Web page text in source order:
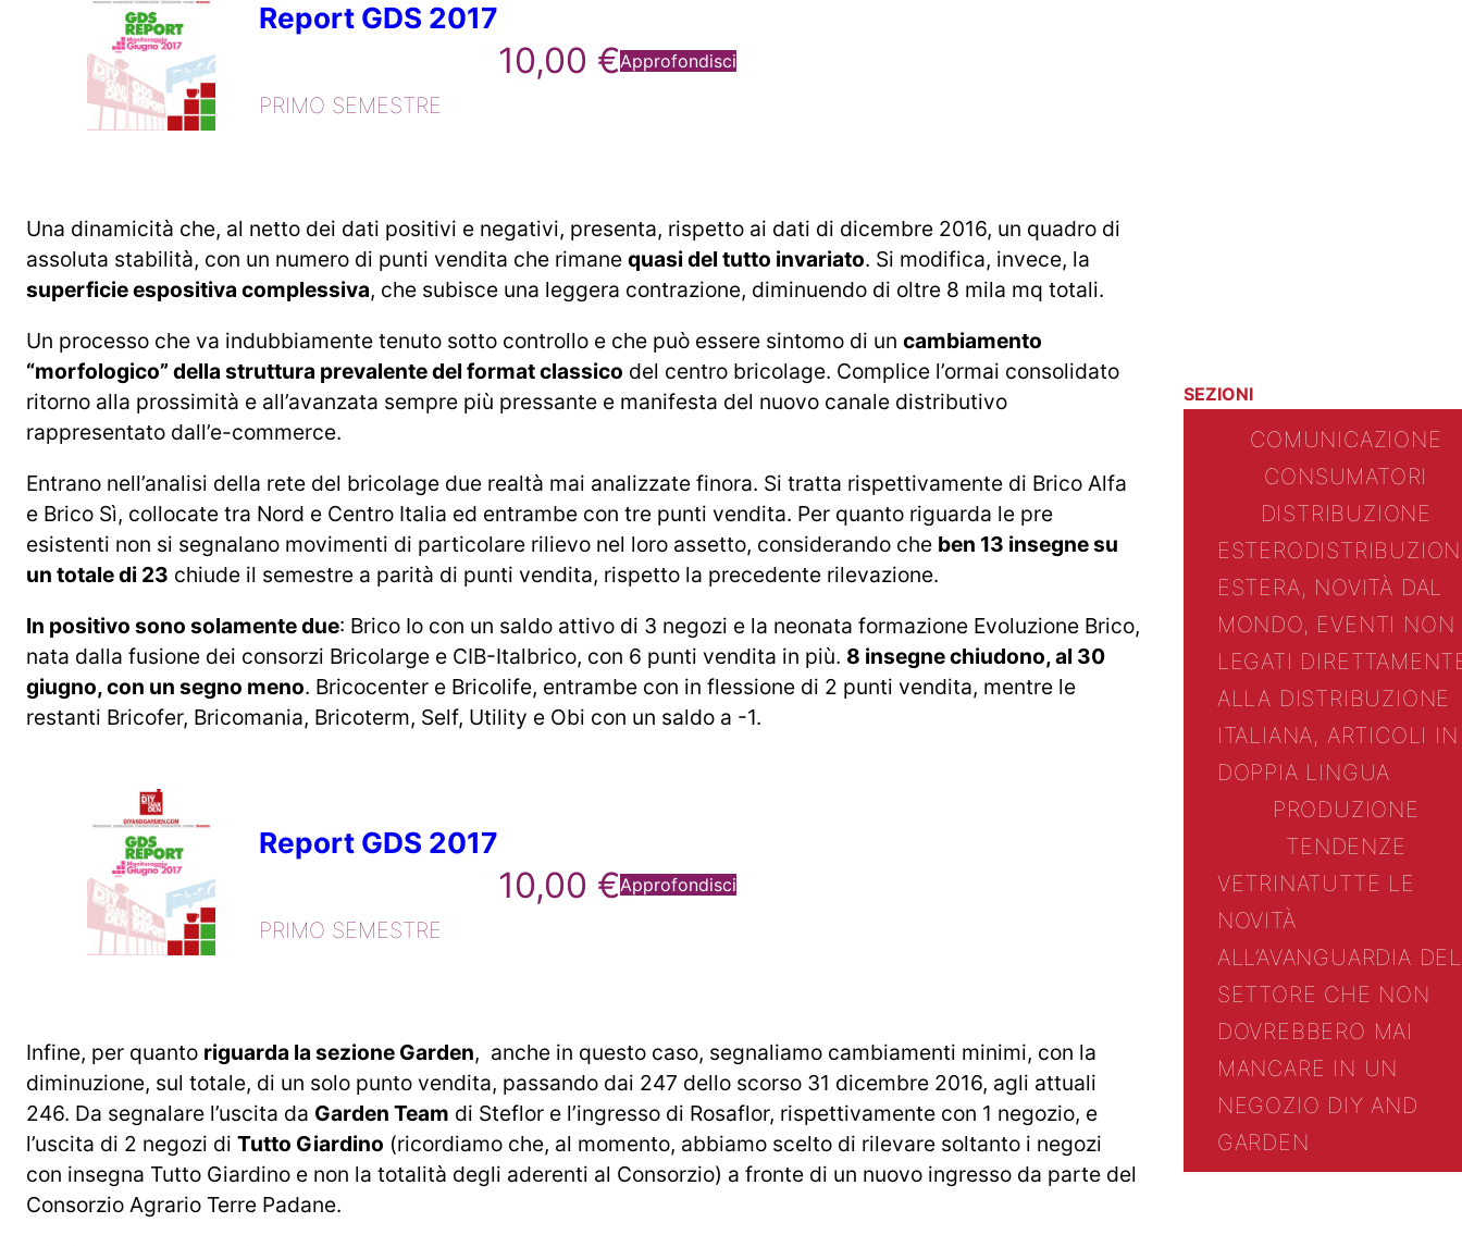
Report GDS 2017
PRIMO SEMESTRE
10,00 €Approfondisci
Una dinamicità che, al netto dei dati positivi e negativi, presenta, rispetto ai dati di dicembre 2016, un quadro di
assoluta stabilità, con un numero di punti vendita che rimane quasi del tutto invariato. Si modifica, invece, la
superficie espositiva complessiva, che subisce una leggera contrazione, diminuendo di oltre 8 mila mq totali.
Un processo che va indubbiamente tenuto sotto controllo e che può essere sintomo di un cambiamento
“morfologico” della struttura prevalente del format classico del centro bricolage. Complice l’ormai consolidato
ritorno alla prossimità e all’avanzata sempre più pressante e manifesta del nuovo canale distributivo
rappresentato dall’e-commerce.
Entrano nell’analisi della rete del bricolage due realtà mai analizzate finora. Si tratta rispettivamente di Brico Alfa
e Brico Sì, collocate tra Nord e Centro Italia ed entrambe con tre punti vendita. Per quanto riguarda le pre
esistenti non si segnalano movimenti di particolare rilievo nel loro assetto, considerando che ben 13 insegne su
un totale di 23 chiude il semestre a parità di punti vendita, rispetto la precedente rilevazione.
In positivo sono solamente due: Brico Io con un saldo attivo di 3 negozi e la neonata formazione Evoluzione Brico,
nata dalla fusione dei consorzi Bricolarge e CIB-Italbrico, con 6 punti vendita in più. 8 insegne chiudono, al 30
giugno, con un segno meno. Bricocenter e Bricolife, entrambe con in flessione di 2 punti vendita, mentre le
restanti Bricofer, Bricomania, Bricoterm, Self, Utility e Obi con un saldo a -1.
Report GDS 2017
PRIMO SEMESTRE
10,00 €Approfondisci
Infine, per quanto riguarda la sezione Garden, anche in questo caso, segnaliamo cambiamenti minimi, con la
diminuzione, sul totale, di un solo punto vendita, passando dai 247 dello scorso 31 dicembre 2016, agli attuali
246. Da segnalare l’uscita da Garden Team di Steflor e l’ingresso di Rosaflor, rispettivamente con 1 negozio, e
l’uscita di 2 negozi di Tutto Giardino (ricordiamo che, al momento, abbiamo scelto di rilevare soltanto i negozi
con insegna Tutto Giardino e non la totalità degli aderenti al Consorzio) a fronte di un nuovo ingresso da parte del
Consorzio Agrario Terre Padane.
SEZIONI
COMUNICAZIONE
CONSUMATORI
DISTRIBUZIONE
ESTERO
ESTERA, NOVITÀ DAL
MONDO, EVENTI NON
LEGATI
ALLA DISTRIBUZIONE
ITALIANA, ARTICOLI IN
DOPPIA LINGUA
PRODUZIONE
TENDENZE
VETRINATUTTE LE
NOVITÀ
ALL’AVANGUARDIA DEL
SETTORE CHE NON
DOVREBBERO MAI
MANCARE IN UN
NEGOZIO DIY AND
GARDEN